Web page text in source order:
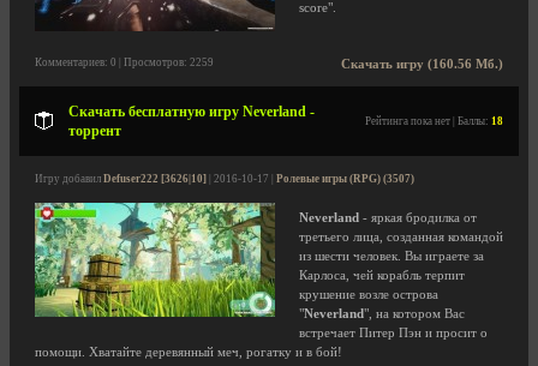
score".
Скачать игру (160.56 Мб.)
Комментариев: 0 | Просмотров: 2259
Скачать бесплатную игру Neverland -
торрент
Рейтинга пока нет | Баллы: 18
Игру добавил Defuser222 [3626|10] | 2016-10-17 | Ролевые игры (RPG) (3507)
Neverland - яркая бродилка от
третьего лица, созданная командой
из шести человек. Вы играете за
Карлоса, чей корабль терпит
крушение возле острова
"Neverland", на котором Вас
встречает Питер Пэн и просит о
помощи. Хватайте деревянный меч, рогатку и в бой!